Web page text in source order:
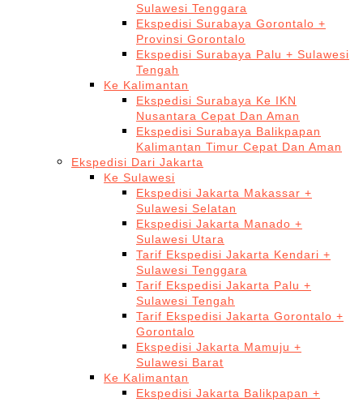
Sulawesi Tenggara
Ekspedisi Surabaya Gorontalo +
Provinsi Gorontalo
Ekspedisi Surabaya Palu + Sulawesi
Tengah
Ke Kalimantan
Ekspedisi Surabaya Ke IKN
Nusantara Cepat Dan Aman
Ekspedisi Surabaya Balikpapan
Kalimantan Timur Cepat Dan Aman
Ekspedisi Dari Jakarta
Ke Sulawesi
Ekspedisi Jakarta Makassar +
Sulawesi Selatan
Ekspedisi Jakarta Manado +
Sulawesi Utara
Tarif Ekspedisi Jakarta Kendari +
Sulawesi Tenggara
Tarif Ekspedisi Jakarta Palu +
Sulawesi Tengah
Tarif Ekspedisi Jakarta Gorontalo +
Gorontalo
Ekspedisi Jakarta Mamuju +
Sulawesi Barat
Ke Kalimantan
Ekspedisi Jakarta Balikpapan +